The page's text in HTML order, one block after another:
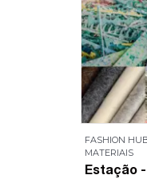
FASHION
MATERIAIS
Estação -